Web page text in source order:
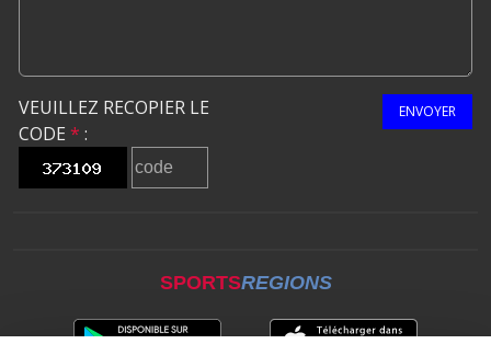
VEUILLEZ RECOPIER LE
CODE * :
ENVOYER
SPORTSREGIONS